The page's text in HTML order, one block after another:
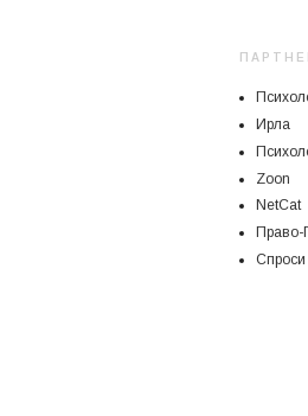
Ирла
Zoon
NetCat